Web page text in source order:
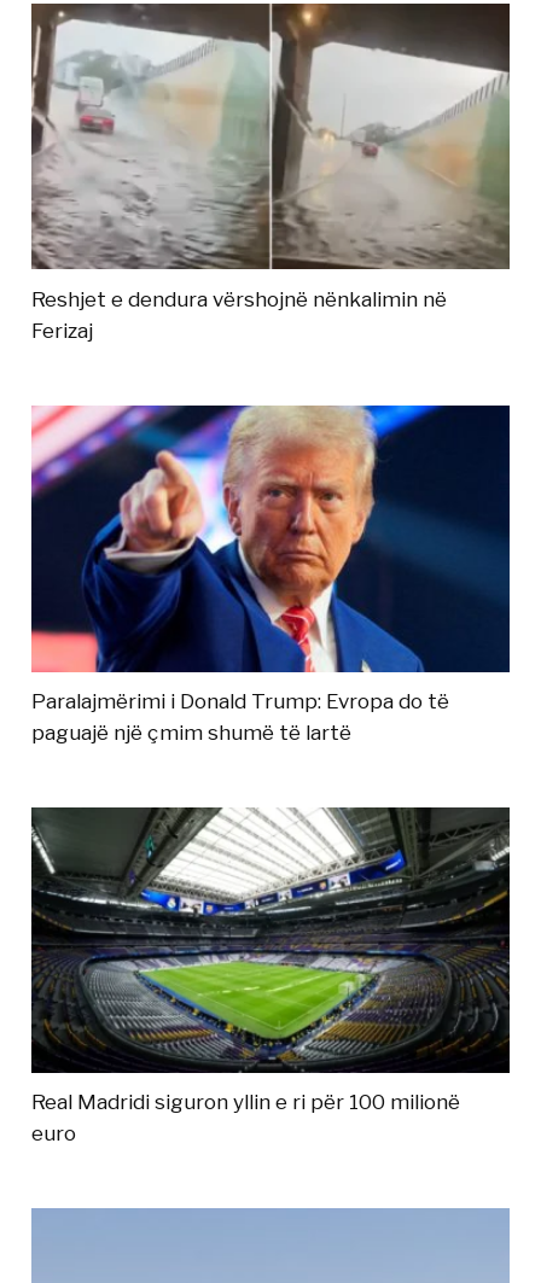
Reshjet e dendura vërshojnë nënkalimin në
Ferizaj
Paralajmërimi i Donald Trump: Evropa do të
paguajë një çmim shumë të lartë
Real Madridi siguron yllin e ri për 100 milionë
euro